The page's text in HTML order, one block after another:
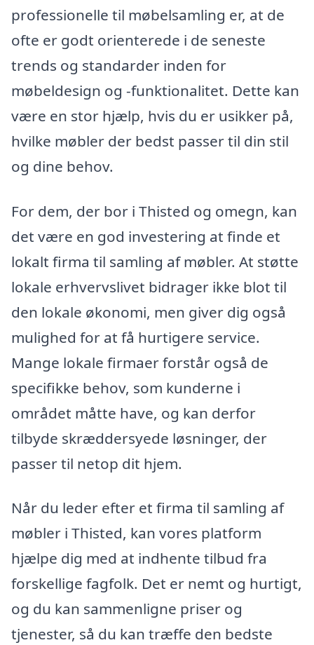
professionelle til møbelsamling er, at de
ofte er godt orienterede i de seneste
trends og standarder inden for
møbeldesign og -funktionalitet. Dette kan
være en stor hjælp, hvis du er usikker på,
hvilke møbler der bedst passer til din stil
og dine behov.
For dem, der bor i Thisted og omegn, kan
det være en god investering at finde et
lokalt firma til samling af møbler. At støtte
lokale erhvervslivet bidrager ikke blot til
den lokale økonomi, men giver dig også
mulighed for at få hurtigere service.
Mange lokale firmaer forstår også de
specifikke behov, som kunderne i
området måtte have, og kan derfor
tilbyde skræddersyede løsninger, der
passer til netop dit hjem.
Når du leder efter et firma til samling af
møbler i Thisted, kan vores platform
hjælpe dig med at indhente tilbud fra
forskellige fagfolk. Det er nemt og hurtigt,
og du kan sammenligne priser og
tjenester, så du kan træffe den bedste